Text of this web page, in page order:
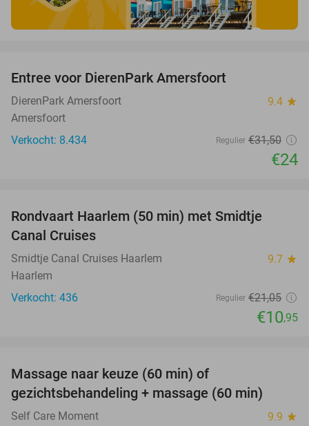
Entree voor DierenPark Amersfoort
DierenPark Amersfoort 9.4 star
Amersfoort
Verkocht: 8.434
Regulier €31,50
€24
Rondvaart Haarlem (50 min) met Smidtje
Canal Cruises
Smidtje Canal Cruises Haarlem 9.7 star
Haarlem
Verkocht: 436
Regulier €21,05
€10,95
Massage naar keuze (60 min) of
gezichtsbehandeling + massage (60 min)
Self Care Moment 9.9 star